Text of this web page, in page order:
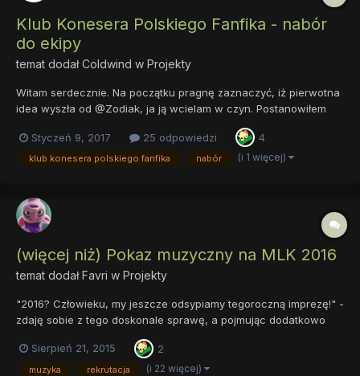
Klub Konesera Polskiego Fanfika - nabór
do ekipy
temat dodałColdwind w Projekty
Witam serdecznie. Na początku pragnę zaznaczyć, iż pierwotna
idea wyszła od @Zodiak, ja ją wcielam w czyn. Postanowiłem
Klub Konesera Polskiego Fanfika. Będzie to serwer na
Discordzie, na którym będzie można prowadzić...
Styczeń 9, 2017 25 odpowiedzi 4
klub konesera polskiego fanfika nabór (i 1 więcej)
(więcej niż) Pokaz muzyczny na MLK 2016
temat dodałFavri w Projekty
"2016? Człowieku, my jeszcze odsypiamy tegoroczną imprezę!" -
zdaję sobie z tego doskonale sprawę, a pojmując dodatkowo
przygotowaniem do
występu/sprawdzianu/klasówki/jakiegokolwiek innego
Sierpień 21, 2015 2
muzyka rekrutacja (i 22 więcej)